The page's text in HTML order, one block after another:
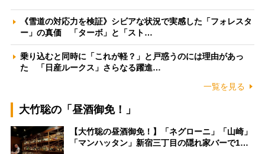
《雪道の対応力を検証》シビアな状況で実感した「フォレスタ
ー」の真価 「ターボ」と「スト…
乗り込むと同時に「これが軽？」と戸惑うのには理由があっ
た 「日産ルークス」さらなる躍進…
一覧を見る
大竹聡の「昼酒御免！」
【大竹聡の昼酒御免！】「ネグローニ」「山崎」
「マンハッタン」新宿三丁目の隠れ家バーで1…